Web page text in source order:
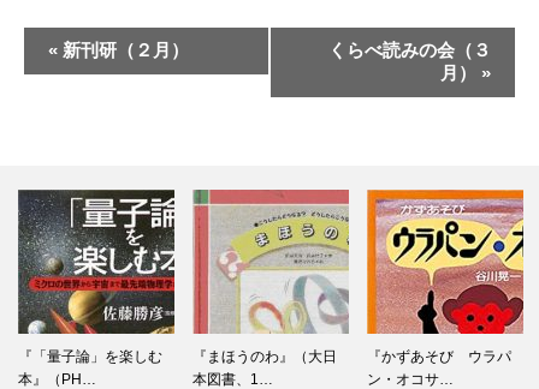
ベ
ビ
ゲ
ー
シ
ョ
ン
« 新刊研（２月）
くらべ読みの会（３
月） »
『「量子論」を楽しむ
本』（PH…
『まほうのわ』（大日
本図書、1…
『かずあそび ウラパ
ン・オコサ…